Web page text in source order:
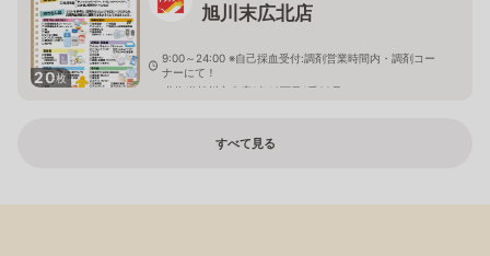
20枚
旭川末広北店
9:00～24:00 ※自己採血受付:調剤営業時間内・調剤コー
ナーにて！
北海道旭川市末広1条10丁目1番20号
すべて見る